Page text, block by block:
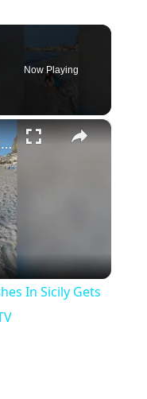
Now Playing
×
Woman Spreading Mom's Ashes In Sicily Gets Surprise Proposal | Happily TV
In Sicily Gets